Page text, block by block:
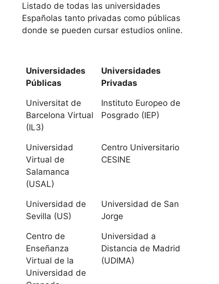
Universidad de
Cádiz
Córdoba
Universidad de
Granada
Huelva
Andalucía
Universidad de
Universidad de
Listado de todas las universidades
Españolas tanto privadas como públicas
donde se pueden cursar estudios online.
Universidades
Públicas
Universidades
Privadas
Universitat de
Barcelona Virtual
(IL3)
Instituto Europeo de
Posgrado (IEP)
Universidad
Virtual de
Salamanca
(USAL)
Centro Universitario
CESINE
Universidad de
Sevilla (US)
Universidad de San
Jorge
Centro de
Enseñanza
Virtual de la
Universidad de
Universidad a
Distancia de Madrid
(UDIMA)